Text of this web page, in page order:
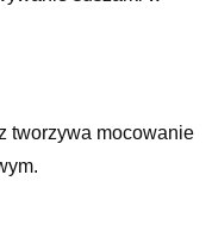
tworzywa mocowanie